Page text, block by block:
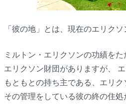
「彼の地」とは、現在のエリクソ
ミルトン・エリクソンの功績をた
エリクソン財団がありますが、
もともとの持ち主である、エリク
その管理をしている彼の終の住処